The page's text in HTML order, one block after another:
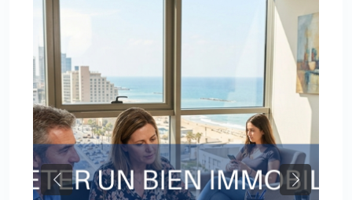
Previous Next